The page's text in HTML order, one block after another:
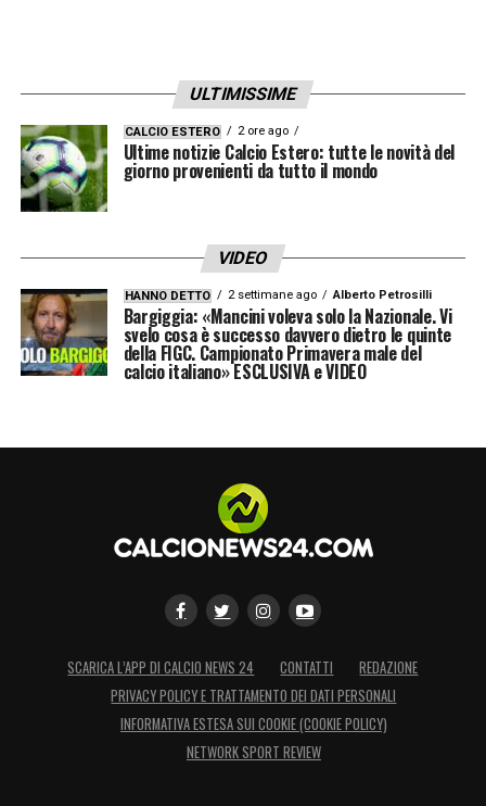
ULTIMISSIME
CALCIO ESTERO 2 ore ago
Ultime notizie Calcio Estero: tutte le novità del
giorno provenienti da tutto il mondo
VIDEO
HANNO DETTO 2 settimane ago Alberto Petrosilli
Bargiggia: «Mancini voleva solo la Nazionale. Vi
svelo cosa è successo davvero dietro le quinte
della FIGC. Campionato Primavera male del
calcio italiano» ESCLUSIVA e VIDEO
SCARICA L’APP DI CALCIO NEWS 24 CONTATTI
REDAZIONE
PRIVACY POLICY E TRATTAMENTO DEI DATI PERSONALI
INFORMATIVA ESTESA SUI COOKIE (COOKIE POLICY)
NETWORK SPORT REVIEW